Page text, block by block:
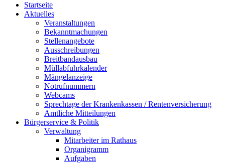
Startseite
Aktuelles
Veranstaltungen
Bekanntmachungen
Stellenangebote
Ausschreibungen
Breitbandausbau
Müllabfuhrkalender
Mängelanzeige
Notrufnummern
Webcams
Sprechtage der Krankenkassen / Rentenversicherung
Amtliche Mitteilungen
Bürgerservice & Politik
Verwaltung
Mitarbeiter im Rathaus
Organigramm
Aufgaben